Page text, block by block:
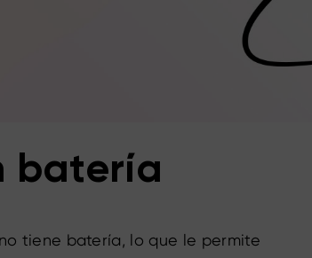
batería
no tiene batería, lo que le permite